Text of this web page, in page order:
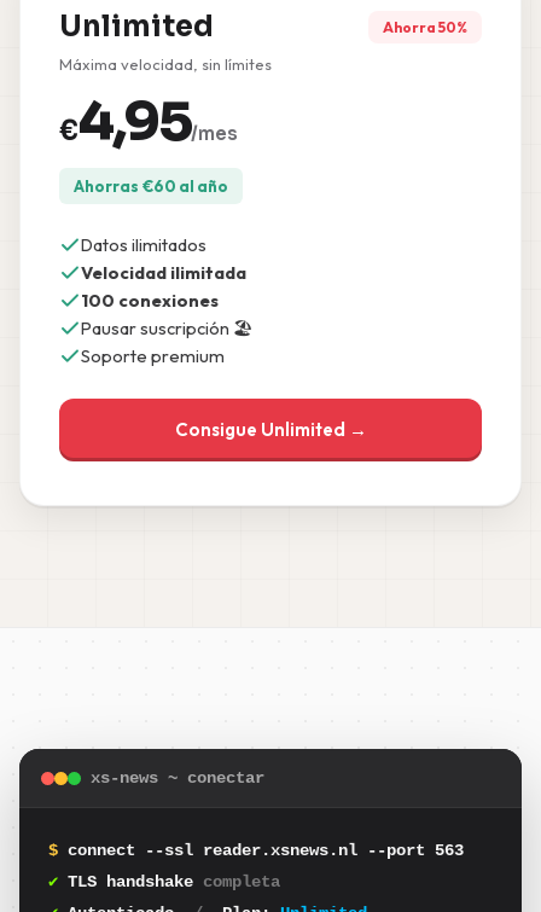
Unlimited Ahorra 50%
Máxima velocidad, sin límites
€4,95/mes
Ahorras €60 al año
Datos ilimitados
Velocidad ilimitada
100 conexiones
Pausar suscripción 🏖️
Soporte premium
Consigue Unlimited →
xs-news ~ conectar
$ connect --ssl reader.xsnews.nl --port 563
✔ TLS handshake completa